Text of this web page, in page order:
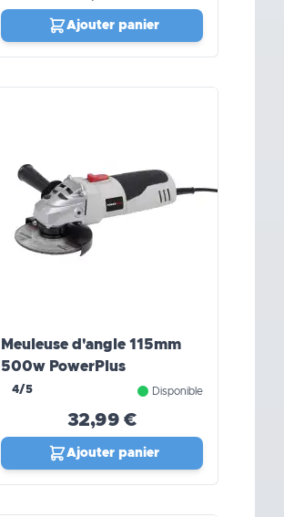
Ajouter panier
Meuleuse d'angle 115mm
500w PowerPlus
4/5 Disponible
32,99 €
Ajouter panier